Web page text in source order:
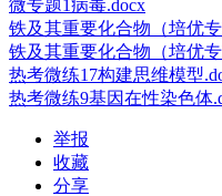
微专题1病毒.docx
铁及其重要化合物（培优
铁及其重要化合物（培优
热考微练17构建思维模型
热考微练9基因在性染色体
举报
收藏
分享